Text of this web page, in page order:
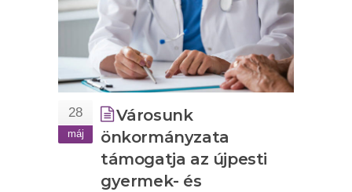
28
máj
Városunk
önkormányzata
támogatja az újpesti
gyermek- és